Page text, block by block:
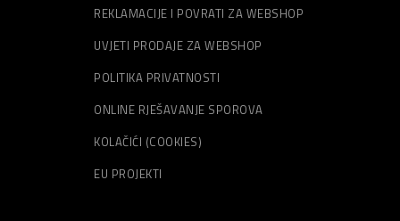
REKLAMACIJE I POVRATI ZA WEBSHOP
UVJETI PRODAJE ZA WEBSHOP
POLITIKA PRIVATNOSTI
ONLINE RJEŠAVANJE SPOROVA
KOLAČIĆI (COOKIES)
EU PROJEKTI